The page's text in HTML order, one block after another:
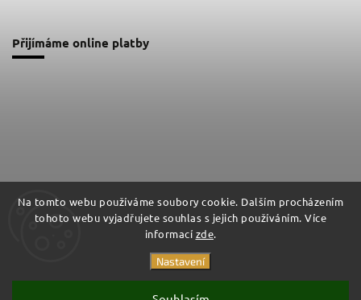
Na tomto webu používáme soubory cookie. Dalším procházením
tohoto webu vyjadřujete souhlas s jejich používáním. Více
informací zde.
Nastavení
Přijímáme online platby
Impashield. Všechna práva vyhrazena.
VytvořilShoptet| DesignShoptak.cz
FacebookInstagram